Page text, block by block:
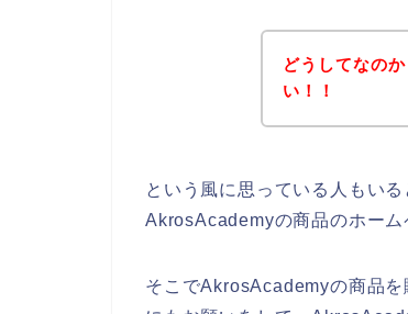
どうしてなの
い！！
という風に思っている人もい
AkrosAcademyの商品のホーム
そこでAkrosAcademyの商品